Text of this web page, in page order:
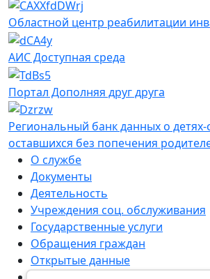
Областной центр реабилитации
АИС Доступная среда
Портал Дополняя друг друга
Региональный банк данных о детях-
оставшихся без попечения
О службе
Документы
Деятельность
Учреждения соц. обслуживания
Государственные услуги
Обращения граждан
Открытые данные